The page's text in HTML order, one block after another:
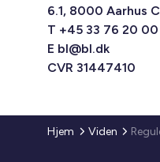
6.1, 8000 Aarhus C
T +45 33 76 20 00
E bl@bl.dk
CVR 31447410
Hjem Viden